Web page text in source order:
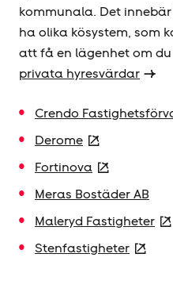
kommunala. Det
ha olika kösystem, som
att få en lägenhet om
privata hyresvärdar
Crendo
Derome
Fortinova
Meras Bostäder AB
Maleryd Fastigheter
Stenfastigheter